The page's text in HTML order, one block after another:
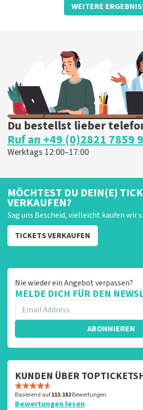
TICKETS KAUFEN
WEITERE
Du bestellst lieber
Ruf an +49 (0)2821 7859
Werktags 12:00–17:00
MÖCHTEST DU DEIN(E)
VERKAUFEN?
Sag uns Bescheid, vielleicht kaufen wir
TICKETS VERKAUFEN
Nie wieder ein Angebot verpassen?
MELDE DICH FÜR DEN
ABONNIEREN
KUNDEN ÜBER
Basierend auf113.182Bewertungen
Bewertungen lesen